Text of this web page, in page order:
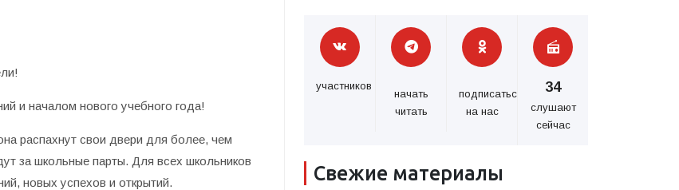
и началом нового учебного года!
распахнут свои двери для более, чем
за школьные парты. Для всех школьников
новых успехов и открытий.
участников
начать
читать
подписаться
на нас
34
слушают
сейчас
Свежие материалы